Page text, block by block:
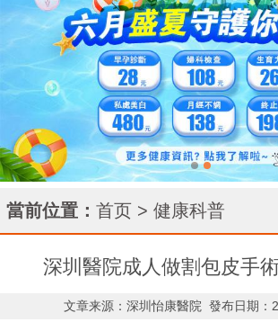
當前位置： 首页 > 健康科普
深圳醫院成人做割包皮手
文章来源：深圳怡康醫院 發布日期：